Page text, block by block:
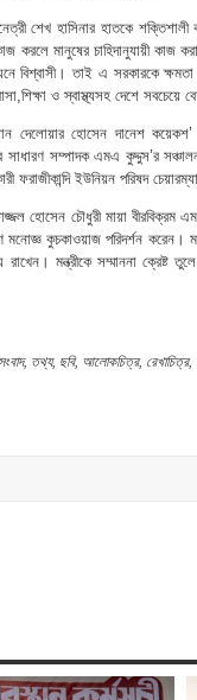
শেখ হাসিনার হাতকে
মানুষের চাহিদানুযায়ী কাজ
বিশ্বাসী। তাই এ সরকারকে
ও স্বাস্থ্যসহ দেশে সবচেয়ে
দেলোয়ার হোসেন দানেশ কয়েকশ’
সাধারণ সম্পাদক এমএ কুদ্দুস’র
ইউনিয়ন পরিষদ
হোসেন চৌধুরী মায়া বীরবিক্রম
মনোজ্ঞ কুচকাওয়াজ পরিদর্শন করেন।
মন্ত্রীকে সম্মাননা ক্রেষ্ট
সংবাদ, তথ্য, ছবি, আলোকচিত্র, রেখাচিত্র,